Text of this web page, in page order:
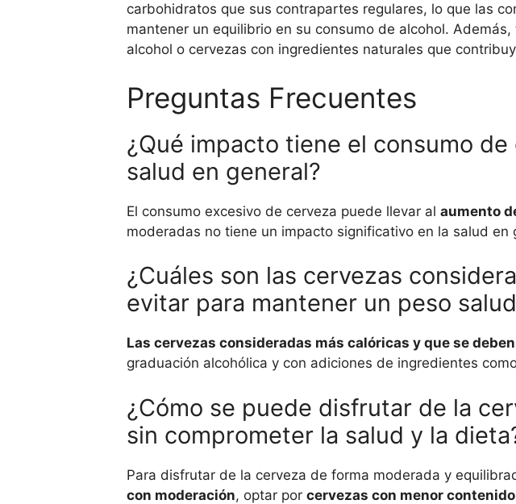
carbohidratos que sus contrapartes regulares, lo que las
mantener un equilibrio en su consumo de alcohol.
alcohol o cervezas con ingredientes naturales que
Preguntas Frecuentes
¿Qué impacto tiene el consumo
salud en general?
El consumo excesivo de cerveza puede llevar al aumento
moderadas no tiene un impacto significativo en la salud en
¿Cuáles son las cervezas
evitar para mantener un peso
Las cervezas consideradas más calóricas y que se
graduación alcohólica y con adiciones de ingredientes
¿Cómo se puede disfrutar de la
sin comprometer la salud y la
Para disfrutar de la cerveza de forma moderada y
con moderación, optar por cervezas con menor